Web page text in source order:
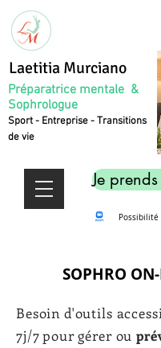
Laetitia Murciano
Préparatrice mentale &
Sophrologue
Sport - Entreprise - Transitions
de vie
Je
Possibilité
SOPHRO
Besoin d'outils
7j/7 pour gérer ou